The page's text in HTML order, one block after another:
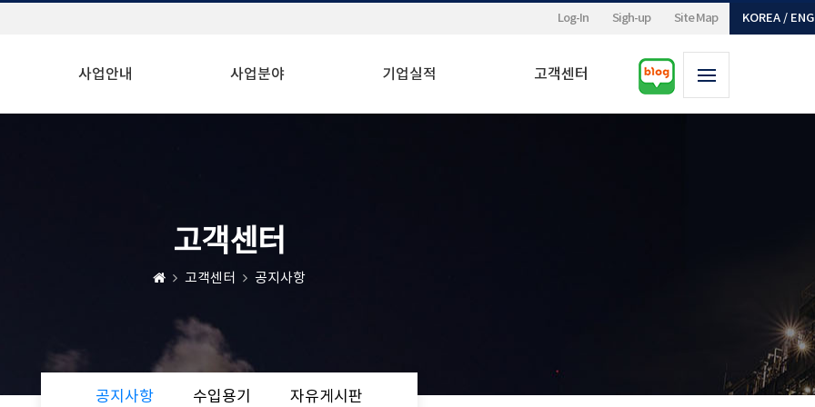
Log-In Sigh-up Site Map KOREA /
사업안내 사업분야 기업실적 고객센터
고객센터
고객센터 공지사항
공지사항 수입용기 자유게시판